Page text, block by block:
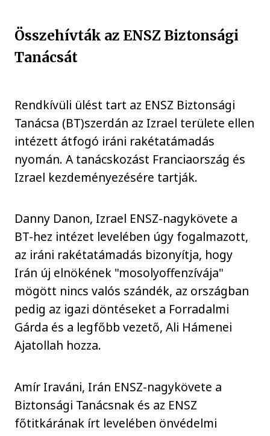
Összehívták az ENSZ Biztonsági
Tanácsát
Rendkívüli ülést tart az ENSZ Biztonsági
Tanácsa (BT)szerdán az Izrael területe ellen
intézett átfogó iráni rakétatámadás
nyomán. A tanácskozást Franciaország és
Izrael kezdeményezésére tartják.
Danny Danon, Izrael ENSZ-nagykövete a
BT-hez intézet levelében úgy fogalmazott,
az iráni rakétatámadás bizonyítja, hogy
Irán új elnökének "mosolyoffenzívája"
mögött nincs valós szándék, az országban
pedig az igazi döntéseket a Forradalmi
Gárda és a legfőbb vezető, Ali Hámenei
Ajatollah hozza.
Amír Iraváni, Irán ENSZ-nagykövete a
Biztonsági Tanácsnak és az ENSZ
főtitkárának írt levelében önvédelmi